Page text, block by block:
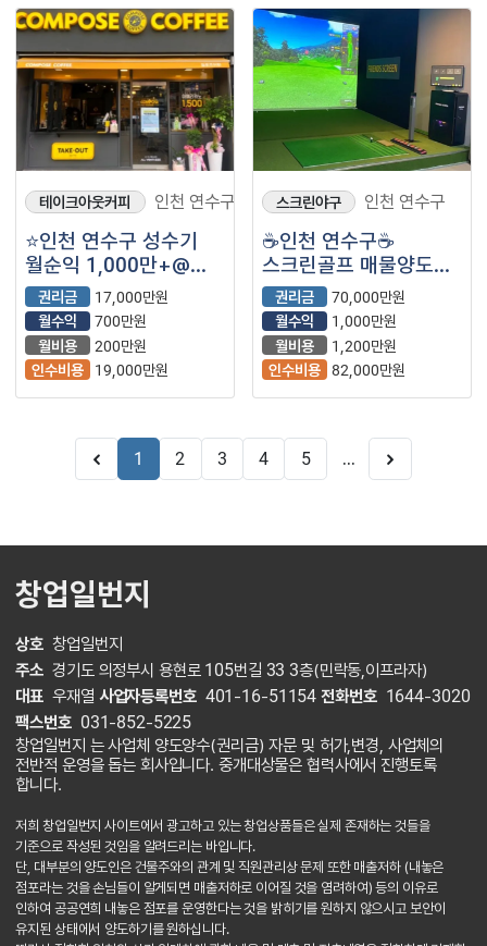
테이크아웃커피 인천 연수구
⭐인천 연수구 성수기
월순익 1,000만+@
컴포즈커피 매장을
소개합니다 ⭐
권리금
17,000만원
월수익
700만원
월비용
200만원
인수비용
19,000만원
스크린야구 인천 연수구
☕인천 연수구☕
스크린골프 매물양도
매매입니다
권리금
70,000만원
월수익
1,000만원
월비용
1,200만원
인수비용 82,000만원
1 2 3 4 5 ...
창업일번지
상호 창업일번지
주소 경기도 의정부시 용현로 105번길 33 3층(민락동,이프라자)
대표 우재열 사업자등록번호 401-16-51154 전화번호 1644-3020
팩스번호 031-852-5225
창업일번지 는 사업체 양도양수(권리금) 자문 및 허가,변경, 사업체의
전반적 운영을 돕는 회사입니다. 중개대상물은 협력사에서 진행토록
합니다.
저희 창업일번지 사이트에서 광고하고 있는 창업상품들은 실제 존재하는 것들을
기준으로 작성된 것임을 알려드리는 바입니다.
단, 대부분의 양도인은 건물주와의 관계 및 직원관리상 문제 또한 매출저하 (내놓은
점포라는 것을 손님들이 알게되면 매출저하로 이어질 것을 염려하여) 등의 이유로
인하여 공공연희 내놓은 점포를 운영한다는 것을 밝히기를 원하지 않으시고 보안이
유지된 상태에서 양도하기를 원하십니다.